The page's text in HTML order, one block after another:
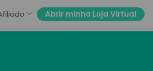
Abrir minha Loja Virtual